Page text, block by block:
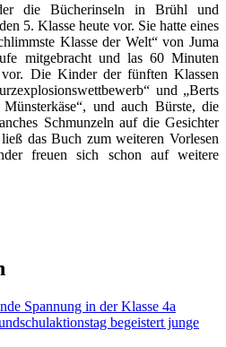
die Bücherinseln in Brühl und
5. Klasse heute vor. Sie hatte eines
Klasse der Welt“ von Juma
mitgebracht und las 60 Minuten
vor. Die Kinder der fünften Klassen
und „Berts
und auch Bürste, die
Schmunzeln auf die Gesichter
das Buch zum weiteren Vorlesen
freuen sich schon auf weitere
Spannung in der Klasse 4a
begeistert junge